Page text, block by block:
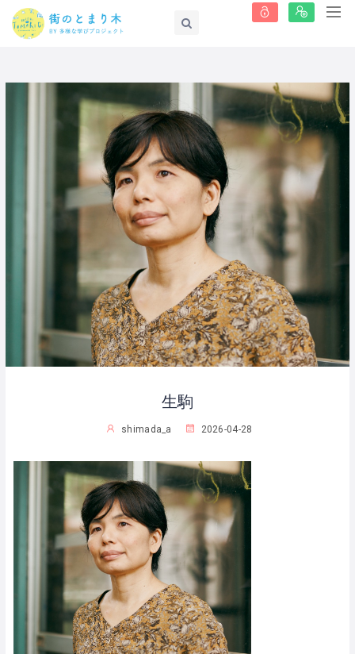
生駒
shimada_a 2026-04-28